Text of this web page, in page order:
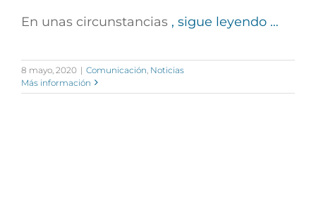
En unas circunstancias , sigue leyendo …
8 mayo, 2020 | Comunicación Noticias
Más información